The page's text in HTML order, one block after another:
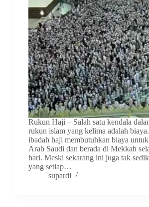
Rukun Haji – Salah satu kendala
rukun islam yang kelima adalah
ibadah haji membutuhkan biaya
Arab Saudi dan berada di Mekkah
hari. Meski sekarang ini juga tak
yang setiap…
supardi